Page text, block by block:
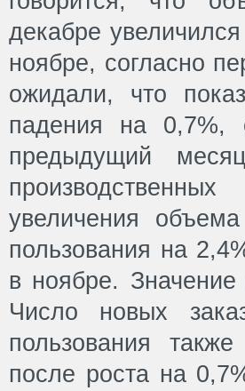
декабре
ноябре, согласно
ожидали, что
падения на 0,7%,
предыдущий
увеличения
пользования на
в ноябре.
Число новых
пользования
после роста на